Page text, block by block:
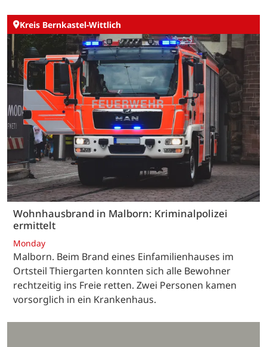
Kreis Bernkastel-Wittlich
Wohnhausbrand in Malborn: Kriminalpolizei
ermittelt
Monday
Malborn. Beim Brand eines Einfamilienhauses im
Ortsteil Thiergarten konnten sich alle Bewohner
rechtzeitig ins Freie retten. Zwei Personen kamen
vorsorglich in ein Krankenhaus.